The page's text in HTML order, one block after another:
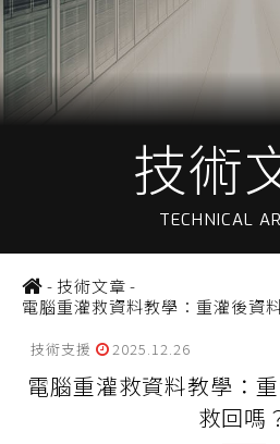
技術
TECHNICAL
- 技術文章-
電腦重灌救資料教學：重灌後資
技術支援 2025.12.26
電腦重灌救資料教學：
救回嗎